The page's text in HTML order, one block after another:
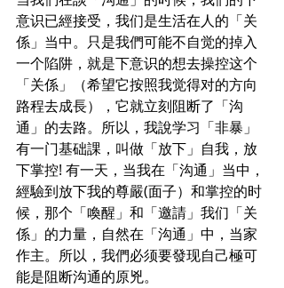
意识已經接受，我们是生活在人的「关
係」当中。只是我們可能不自觉的掉入
一个陷阱，就是下意识的想去操控这个
「关係」（希望它按照我觉得对的方向
路程去成長），它就立刻阻断了「沟
通」的去路。所以，我說学习「非暴」
有一门基础課，叫做「放下」自我，放
下掌控! 有一天，当我在「沟通」当中，
經驗到放下我的尊嚴(面子）和掌控的时
候，那个「喚醒」和「邀請」我们「关
係」的力量，自然在「沟通」中，当家
作主。所以，我們必须要發现自己極可
能是阻断沟通的原兇。